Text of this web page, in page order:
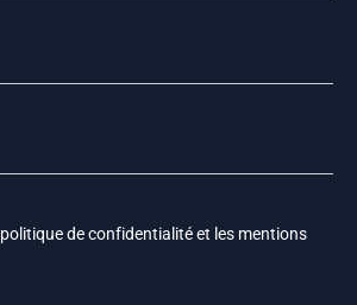
politique de confidentialitéet les mentions